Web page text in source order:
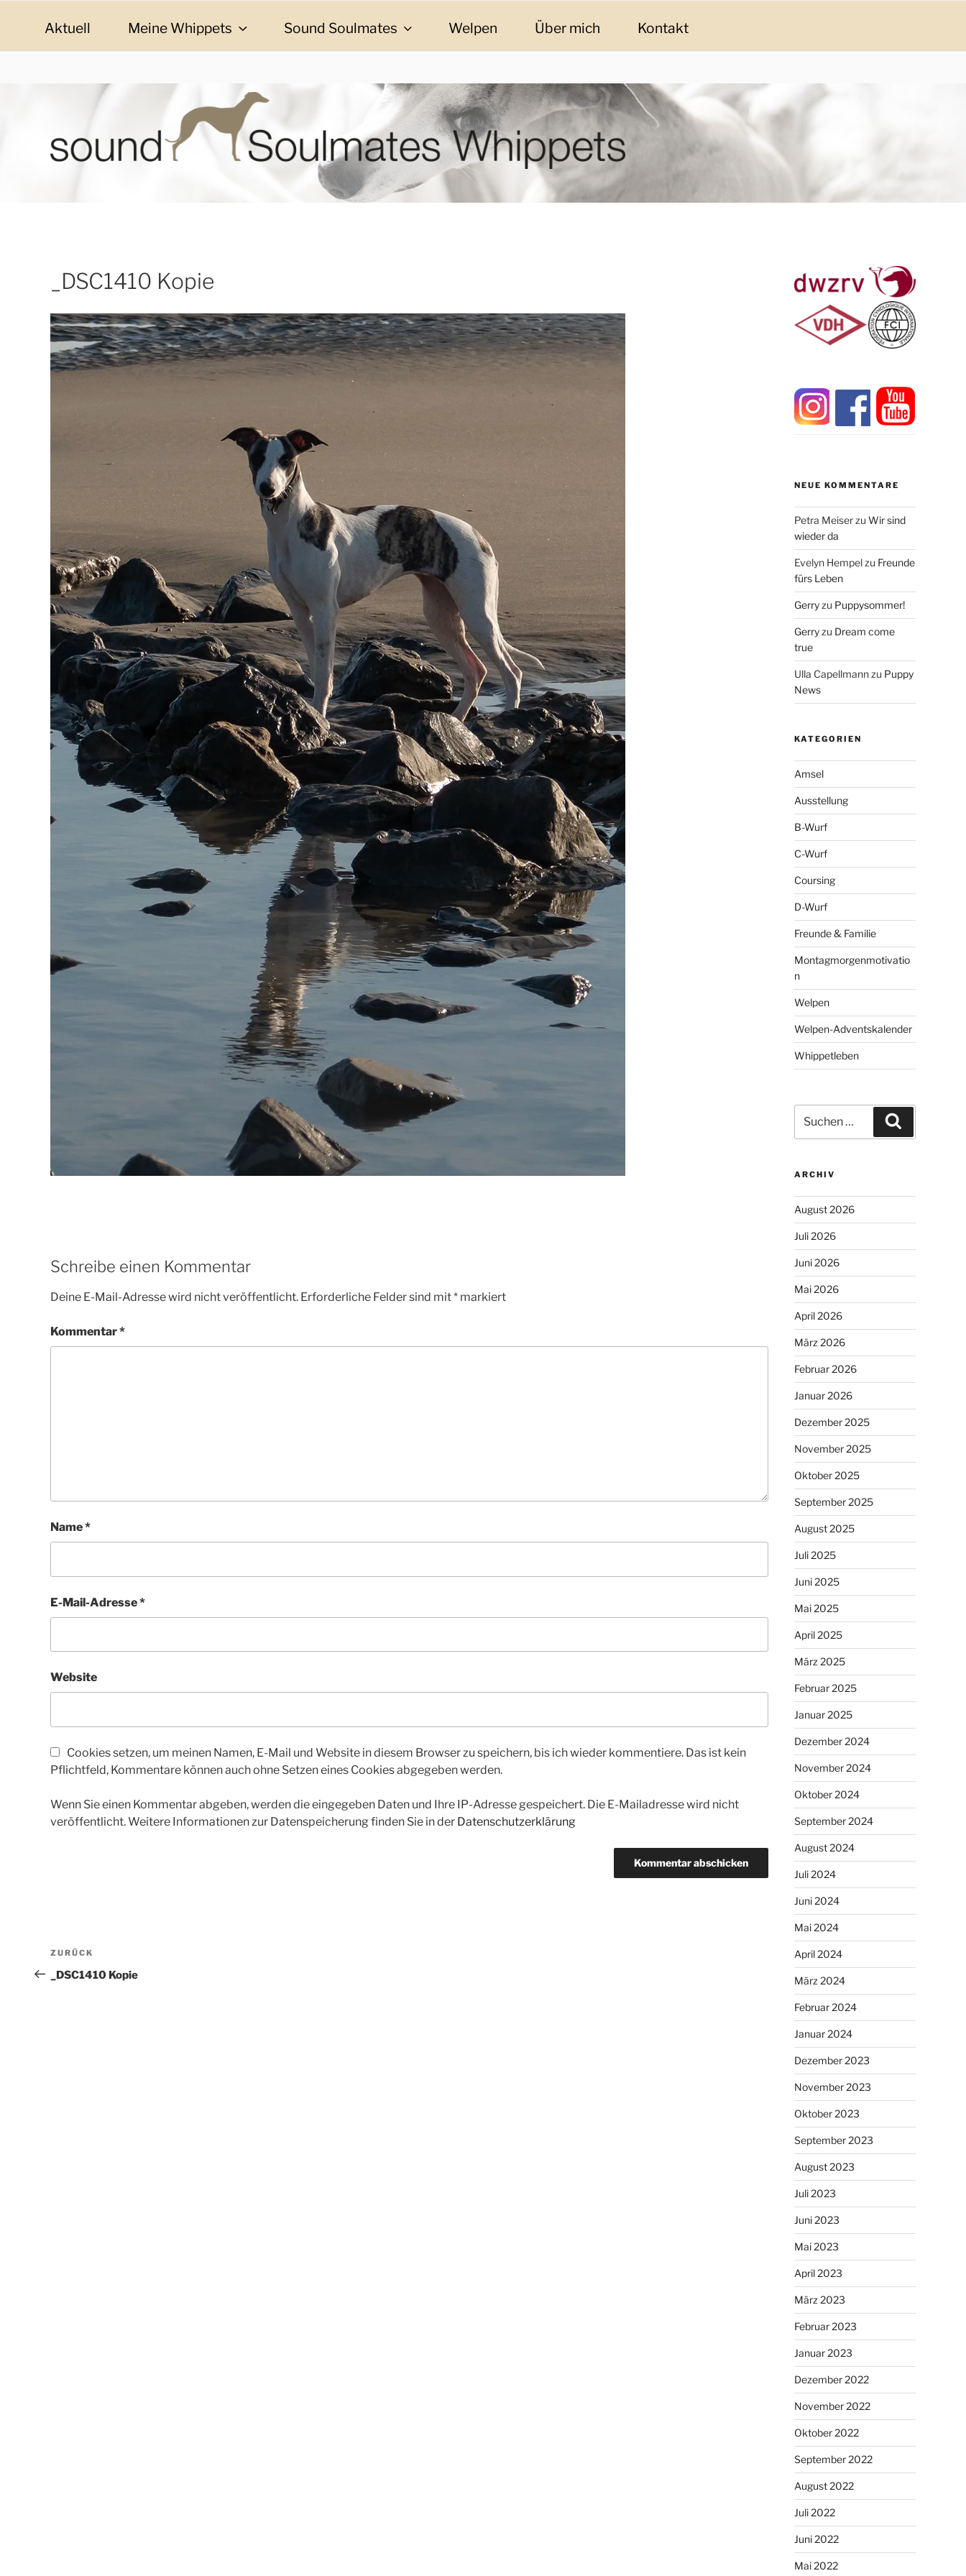
SOUND SOULMATES WHIPPETS
sound Soulmates – Whippets fürs Leben! Bilder, Geschichten und Informationen
Aktuell Meine Whippets Sound Soulmates Welpen Über mich Kontakt
_DSC1410 Kopie
Schreibe einen Kommentar
Deine E-Mail-Adresse wird nicht veröffentlicht. Erforderliche Felder sind mit* markiert
Kommentar*
Name*
E-Mail-Adresse*
Website
Cookies setzen, um meinen Namen, E-Mail und Website in diesem Browser zu speichern, bis ich wieder kommentiere. Das ist kein
Pflichtfeld, Kommentare können auch ohne Setzen eines Cookies abgegeben werden.
Wenn Sie einen Kommentar abgeben, werden die eingegeben Daten und Ihre IP-Adresse gespeichert. Die E-Mailadresse wird nicht
veröffentlicht. Weitere Informationen zur Datenspeicherung finden Sie in der Datenschutzerklärung
Beitragsnavigation
Vorheriger
Beitrag
ZURÜCK
_DSC1410 Kopie
NEUE KOMMENTARE
Petra Meiser zuWir sind
wieder da
Evelyn Hempel zu Freunde
fürs Leben
Gerry zu Puppysommer!
Gerry zu Dream come
true
Ulla Capellmann zu Puppy
News
KATEGORIEN
Amsel
Ausstellung
B-Wurf
C-Wurf
Coursing
D-Wurf
Freunde & Familie
Montagmorgenmotivatio
n
Welpen
Welpen-Adventskalender
Whippetleben
nach:
ARCHIV
August 2026
Juli 2026
Juni 2026
Mai 2026
April 2026
März 2026
Februar 2026
Januar 2026
Dezember 2025
November 2025
Oktober 2025
September 2025
August 2025
Juli 2025
Juni 2025
Mai 2025
April 2025
März 2025
Februar 2025
Januar 2025
Dezember 2024
November 2024
Oktober 2024
September 2024
August 2024
Juli 2024
Juni 2024
Mai 2024
April 2024
März 2024
Februar 2024
Januar 2024
Dezember 2023
November 2023
Oktober 2023
September 2023
August 2023
Juli 2023
Juni 2023
Mai 2023
April 2023
März 2023
Februar 2023
Januar 2023
Dezember 2022
November 2022
Oktober 2022
September 2022
August 2022
Juli 2022
Juni 2022
Mai 2022